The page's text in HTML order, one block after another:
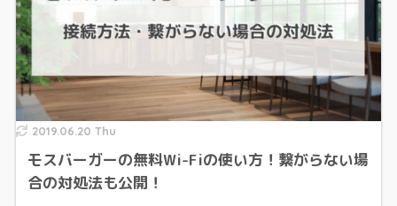
2019.06.20 Thu
モスバーガーの無料Wi-Fiの使い方！繋がらない場
合の対処法も公開！